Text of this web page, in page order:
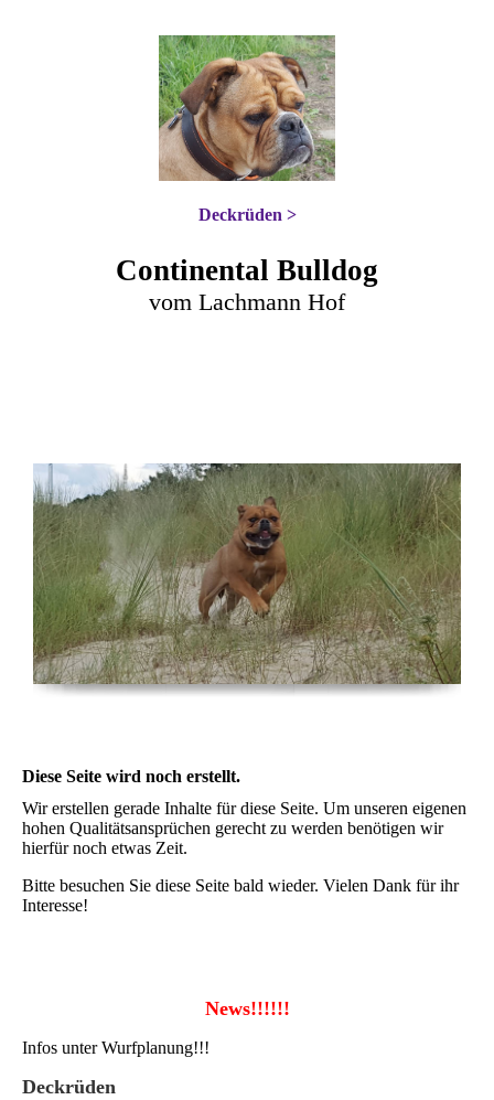
Continental Bulldog
vom Lachmann Hof
Deckrüden >
Diese Seite wird noch erstellt.
Wir erstellen gerade Inhalte für diese Seite. Um unseren eigenen
hohen Qualitätsansprüchen gerecht zu werden benötigen wir
hierfür noch etwas Zeit.
Bitte besuchen Sie diese Seite bald wieder. Vielen Dank für ihr
Interesse!
News!!!!!!
Infos unter Wurfplanung!!!
Deckrüden